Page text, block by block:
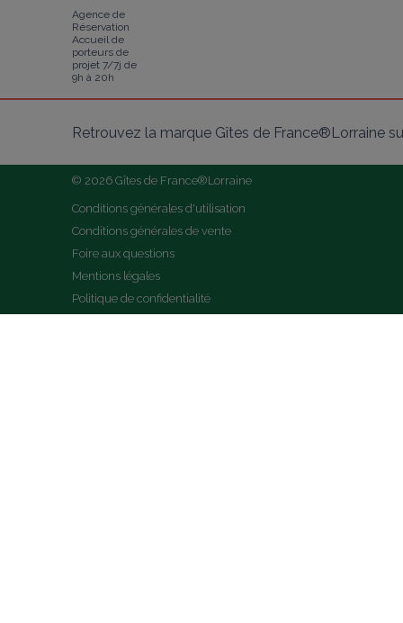
Agence de
Réservation
Accueil de
porteurs de
projet 7/7j de
9h à 20h
Retrouvez la marque Gîtes de France®Lorraine
© 2026 Gîtes de France®Lorraine
Conditions générales d'utilisation
Conditions générales de vente
Foire aux questions
Mentions légales
Politique de confidentialité